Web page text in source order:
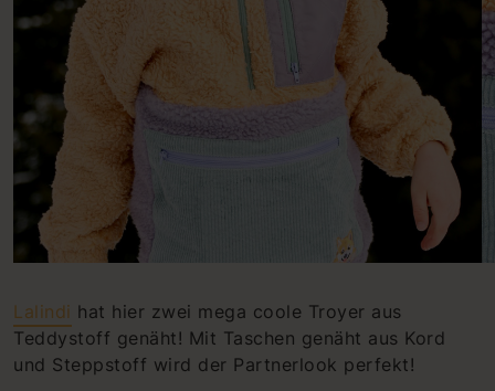
Lalindi hat hier zwei mega coole Troyer aus
Teddystoff genäht! Mit Taschen genäht aus Kord
und Steppstoff wird der Partnerlook perfekt!